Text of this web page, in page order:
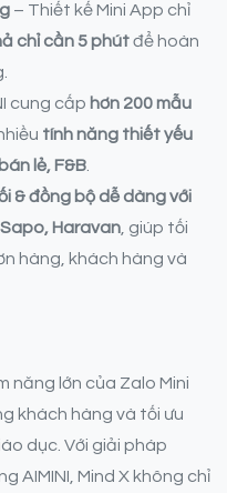
– Thiết kế Mini App chỉ
chỉ cần 5phútđể hoàn
cung cấp hơn 200 mẫu
tính năng thiết yếu
lẻ, F&B.
& đồng bộ dễ dàng với
Haravan, giúp tối
hàng, khách hàng và
năng lớn của Zalo Mini
khách hàng và tối ưu
dục. Với giải pháp
AIMINI, Mind X không chỉ